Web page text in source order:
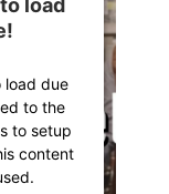
load due
to the
to setup
content